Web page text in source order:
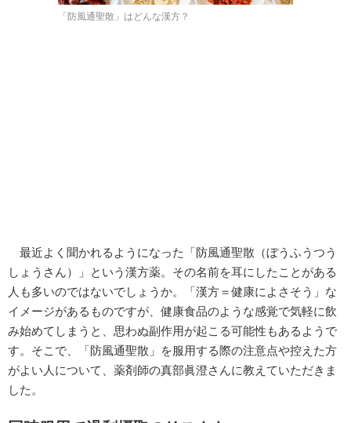
「防風通聖散」はどんな漢方？
最近よく聞かれるようになった「防風通聖散（ぼうふうつう
しょうさん）」という漢方薬。その名前を耳にしたことがある
人も多いのではないでしょうか。「漢方＝健康によさそう」な
イメージがあるものですが、健康食品のような感覚で気軽に飲
み始めてしまうと、思わぬ副作用が起こる可能性もあるようで
す。そこで、「防風通聖散」を服用する際の注意点や控えた方
がよい人について、薬剤師の真部眞澄さんに教えていただきま
した。